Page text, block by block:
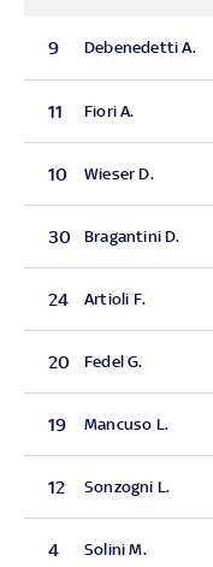
9 Debenedetti A.
11 Fiori A.
10 Wieser D.
30 Bragantini D.
24 Artioli F.
20 Fedel G.
19 Mancuso L.
12 Sonzogni L.
4 Solini M.